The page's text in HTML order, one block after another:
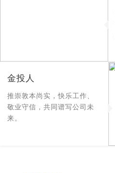
金投人
推崇敦本尚实，快乐工作、
敬业守信，共同谱写公司未
来。